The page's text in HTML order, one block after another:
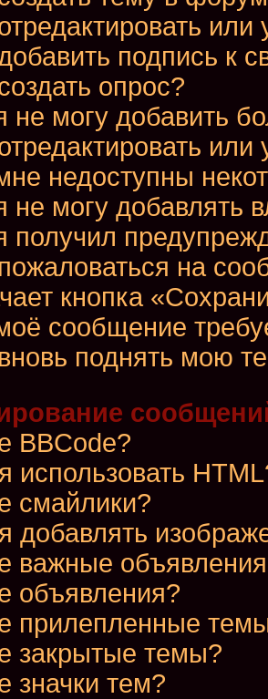
подпись к
опрос?
не могу добавить
или
недоступны
не могу добавлять
получил
на
кнопка
сообщение
поднять мою
BBCode?
использовать
смайлики?
добавлять
важные
объявления?
прилепленные
закрытые темы?
значки тем?